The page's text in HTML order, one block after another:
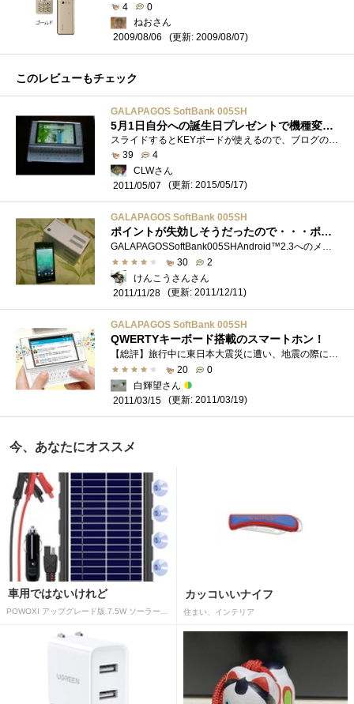
4
0
ねおさん
2009/08/06
(更新: 2009/08/07)
このレビューもチェック
GALAPAGOS SoftBank 005SH
5月1日自分への誕生日プレゼントで機種変更しました。
39
4
CLWさん
2011/05/07
(更新: 2015/05/17)
GALAPAGOS SoftBank 005SH
ポイントが失効しそうだったので・・・ポイントで購入！
GALAPAGOSSoftBank005SHAndroid™2.3へのメジャーアップデートもされたし・・・今日のアップデートファイルで、Android™2.3の不具合も解消される？まぁ～�...
30
2
けんこうさんさん
2011/11/28
(更新: 2011/12/11)
GALAPAGOS SoftBank 005SH
QWERTYキーボード搭載のスマートホン！
【総評】旅行中に東日本大震災に遭い、地震の際にヒンジ部分を折ってしまったため、買い換えた携帯電話です。前々からスマホにしようと思っ�...
20
0
白輝望さん
2011/03/15
(更新: 2011/03/19)
今、あなたにオススメ
車用ではないけれど カッコいいナイフ
住まい、インテリア